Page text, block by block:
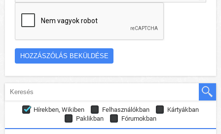
Hírekben, Wikiben Felhasználókban
Kártyákban
Paklikban
Fórumokban